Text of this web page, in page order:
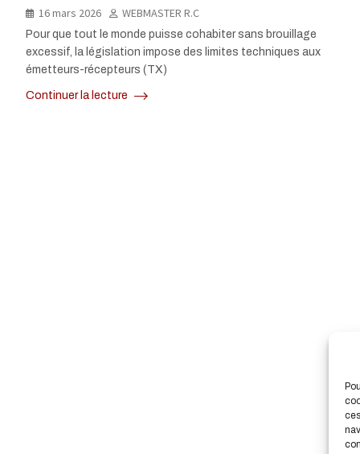
16 mars 2026 WEBMASTER R.C
Pour que tout le monde puisse cohabiter sans brouillage
excessif, la législation impose des limites techniques aux
émetteurs-récepteurs (TX)
Continuer la lecture